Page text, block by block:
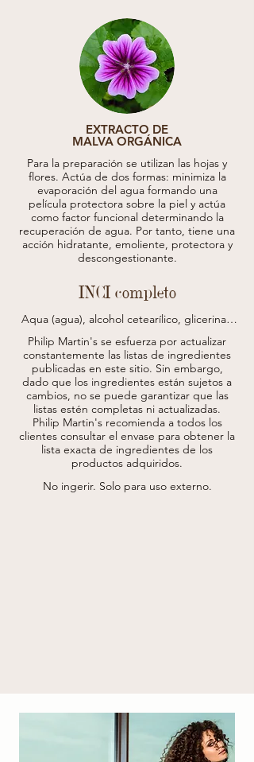
EXTRACTO DE
MALVA ORGÁNICA
Para la preparación se utilizan las hojas y
flores. Actúa de dos formas: minimiza la
evaporación del agua formando una
película protectora sobre la piel y actúa
como factor funcional determinando la
recuperación de agua. Por tanto, tiene una
acción hidratante, emoliente, protectora y
descongestionante.
INCI completo
Aqua (agua), alcohol cetearílico, glicerina,
sesamum indicum (aceite de semilla de
sésamo indicum (sésamo), alcohol miristílico,
extracto de achillea millefolium*, extracto
de equisetum arvense*, proteína de arroz
hidrolizada, jugo de hoja de aloe
barbadensis en polvo, extracto de
rosmarinus officinalis (extracto de
rosmarinus officinalis (romero)), aceite de
semilla de linum verticissimum (aceite de
semilla de linum verticissimum (linaza)),
poliquaternium-37, aceite de glicina soja
(aceite de glicina soja (soja)), perfume
(fragancia), cloruro de cetrimonio, ácido
Philip Martin's se esfuerza por actualizar
constantemente las listas de ingredientes
publicadas en este sitio. Sin embargo,
dado que los ingredientes están sujetos a
cambios, no se puede garantizar que las
listas estén completas ni actualizadas.
Philip Martin's recomienda a todos los
clientes consultar el envase para obtener la
lista exacta de ingredientes de los
productos adquiridos.
No ingerir. Solo para uso externo.